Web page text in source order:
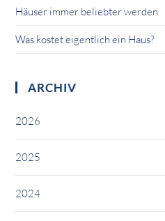
Häuser immer beliebter werden
Was kostet eigentlich ein Haus?
ARCHIV
2026
2025
2024